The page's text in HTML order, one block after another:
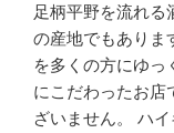
足柄平野を流れる
の産地でもありま
を多くの方にゆっ
にこだわったお店
ざいません。 ハ